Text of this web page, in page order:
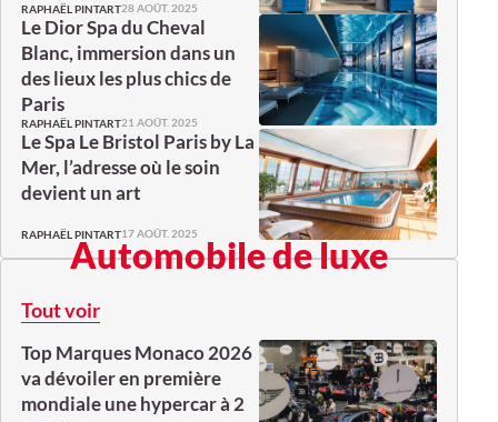
RAPHAËL PINTART28 AOÛT. 2025
Le Dior Spa du Cheval
Blanc, immersion dans un
des lieux les plus chics de
Paris
RAPHAËL PINTART21 AOÛT. 2025
Le Spa Le Bristol Paris by La
Mer, l’adresse où le soin
devient un art
RAPHAËL PINTART17 AOÛT. 2025
Automobile de luxe
Tout voir
Top Marques Monaco 2026
va dévoiler en première
mondiale une hypercar à 2